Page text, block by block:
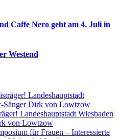
Caffe Nero geht am 4. Juli in
Westend
Landeshauptstadt Wiesbaden
von Lowtzow